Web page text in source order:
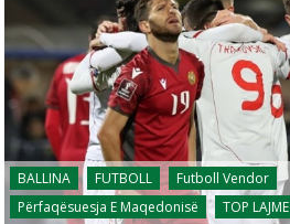
BALLINA FUTBOLL
Futboll Vendor
Përfaqësuesja E Maqedonisë
TOP LAJME